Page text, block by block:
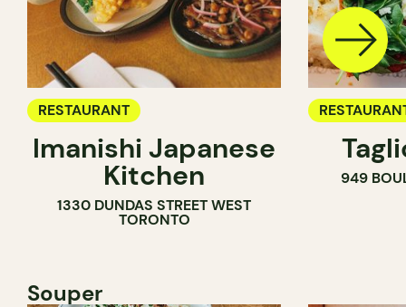
RESTAURANT
Imanishi Japanese
Kitchen
1330 DUNDAS STREET WEST
TORONTO
949
Souper